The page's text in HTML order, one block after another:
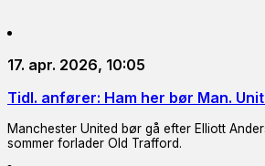
17. apr. 2026, 10:05
Tidl. anfører: Ham her bør Man.
Manchester United bør gå efter Elliott
sommer forlader Old Trafford.